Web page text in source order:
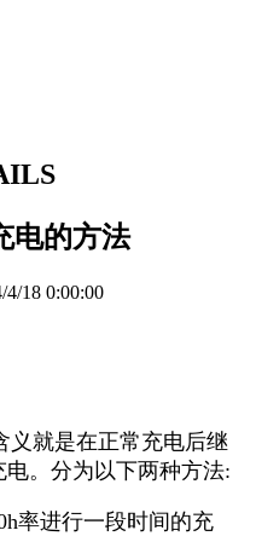
电的方法
18 0:00:00
义就是在正常充电后继
。分为以下两种方法:
率进行一段时间的充